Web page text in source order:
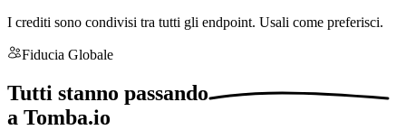
I crediti sono condivisi tra tutti gli endpoint. Usali come preferisci.
Fiducia Globale
Tutti stanno passando
a Tomba.io